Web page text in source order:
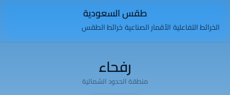
طقس السعودية
الخرائط التفاعليةالأقمار الصناعيةخرائط الطقس
رفحاء
منطقة الحدود الشمالية